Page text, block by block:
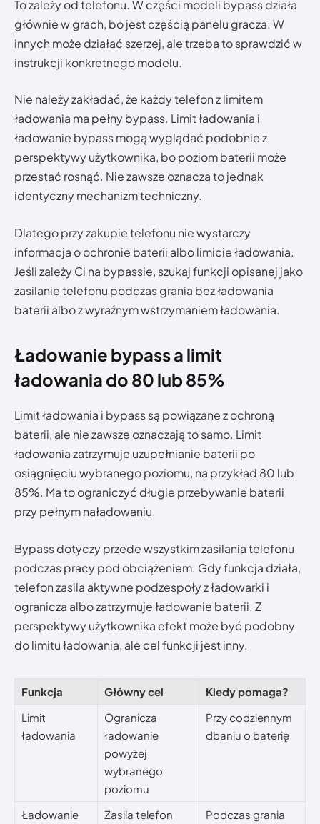
To zależy od telefonu. W części modeli bypass działa
głównie w grach, bo jest częścią panelu gracza. W
innych może działać szerzej, ale trzeba to sprawdzić w
instrukcji konkretnego modelu.
Nie należy zakładać, że każdy telefon z limitem
ładowania ma pełny bypass. Limit ładowania i
ładowanie bypass mogą wyglądać podobnie z
perspektywy użytkownika, bo poziom baterii może
przestać rosnąć. Nie zawsze oznacza to jednak
identyczny mechanizm techniczny.
Dlatego przy zakupie telefonu nie wystarczy
informacja o ochronie baterii albo limicie ładowania.
Jeśli zależy Ci na bypassie, szukaj funkcji opisanej jako
zasilanie telefonu podczas grania bez ładowania
baterii albo z wyraźnym wstrzymaniem ładowania.
Ładowanie bypass a limit
ładowania do 80 lub 85%
Limit ładowania i bypass są powiązane z ochroną
baterii, ale nie zawsze oznaczają to samo. Limit
ładowania zatrzymuje uzupełnianie baterii po
osiągnięciu wybranego poziomu, na przykład 80 lub
85%. Ma to ograniczyć długie przebywanie baterii
przy pełnym naładowaniu.
Bypass dotyczy przede wszystkim zasilania telefonu
podczas pracy pod obciążeniem. Gdy funkcja działa,
telefon zasila aktywne podzespoły z ładowarki i
ogranicza albo zatrzymuje ładowanie baterii. Z
perspektywy użytkownika efekt może być podobny
do limitu ładowania, ale cel funkcji jest inny.
Funkcja Główny cel
Kiedy pomaga?
Limit
ładowania
Ogranicza
ładowanie
powyżej
wybranego
poziomu
Przy codziennym
dbaniu o baterię
Ładowanie Zasila telefon Podczas grania